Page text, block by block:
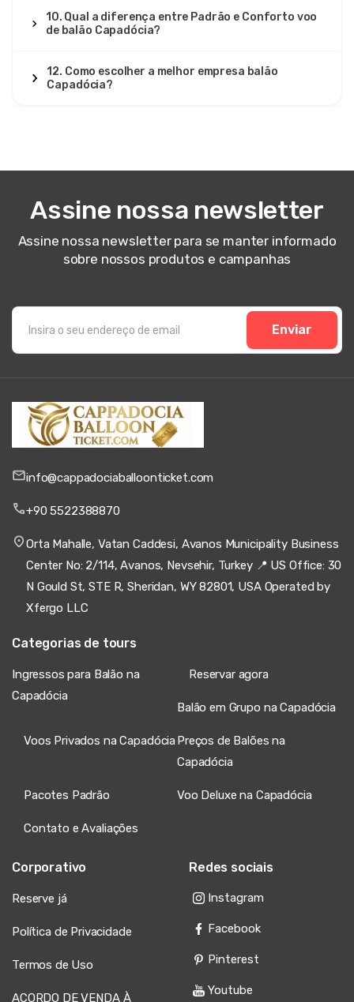
10. Qual a diferença entre Padrão e Conforto voo
de balão Capadócia?
12. Como escolher a melhor empresa balão
Capadócia?
Assine nossa newsletter
Assine nossa newsletter para se manter informado
sobre nossos produtos e campanhas
Enviar
info@cappadociaballoonticket.com
+90 5522388870
Orta Mahalle, Vatan Caddesi, Avanos Municipality Business
Center No: 2/114, Avanos, Nevsehir, Turkey 📍 US Office: 30
N Gould St, STE R, Sheridan, WY 82801, USA Operated by
Xfergo LLC
Categorias de tours
Ingressos para Balão na
Capadócia
Reservar agora
Balão em Grupo na Capadócia
Voos Privados na Capadócia Preços de Balões na
Capadócia
Pacotes Padrão Voo Deluxe na Capadócia
Contato e Avaliações
Corporativo
Reserve já
Política de Privacidade
Termos de Uso
ACORDO DE VENDA À
Redes sociais
Instagram
Facebook
Pinterest
Youtube